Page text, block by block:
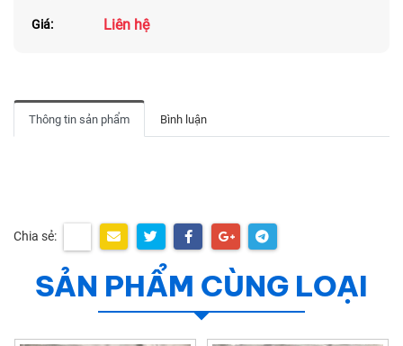
Giá: Liên hệ
Thông tin sản phẩm Bình luận
Chia sẻ:
SẢN PHẨM CÙNG LOẠI